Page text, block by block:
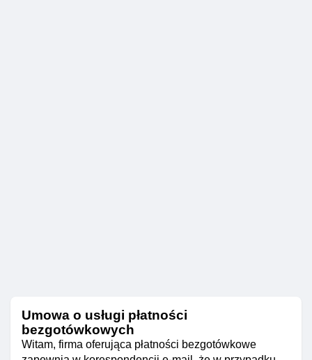
Umowa o usługi płatności
bezgotówkowych
Witam, firma oferująca płatności bezgotówkowe